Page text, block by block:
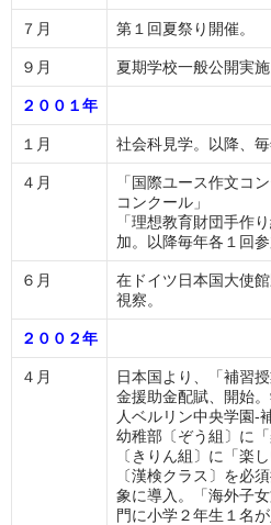
７月 第１回夏祭り開催。
９月 夏期学校一般公開実施
２００１年
１月 社会科見学。以降、毎
４月
「国際ユース作文コ
コンクール」
「理想教育財団手作
加。以降毎年各１回参
６月
在ドイツ日本国大使
視察。
２００２年
４月
日本国より、「補習
金援助金配賦、開始
人ベルリン中央学園‐
幼稚部〔ぞう組〕に
〔きりん組〕に「楽
〔漢検クラス〕を必
象に導入。「海外子
門に小学２年生１名が